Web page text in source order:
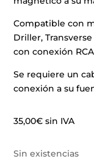
Compatible con
Driller,
con conexión
Se requiere un
conexión a su
35,00€ sin IVA
Sin existencias